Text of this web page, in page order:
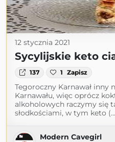
12 stycznia 2021
Sycylijskie keto
137 1 Zapisz
Tegoroczny Karnawał inny
Karnawału, więc oprócz
alkoholowych raczymy się
słodkościami, w tym keto
Modern Cavegirl